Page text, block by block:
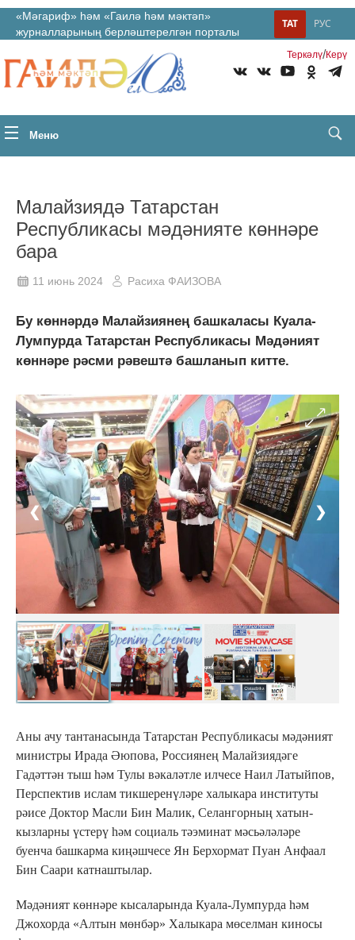
«Мәгариф» һәм «Гаилә һәм мәктәп»
журналларының берләштерелгән порталы
РУС
ТАТ
Теркəлү/Керү
Меню
Малайзиядә Татарстан
Республикасы мәдәнияте көннәре
бара
11 июнь 2024 Расиха ФАИЗОВА
Бу көннәрдә Малайзиянең башкаласы Куала-
Лумпурда Татарстан Республикасы Мәдәният
көннәре рәсми рәвештә башланып китте.
❮ ❯
Аны ачу тантанасында Татарстан Республикасы мәдәният
министры Ирада Әюпова, Россиянең Малайзиядәге
Гадәттән тыш һәм Тулы вәкаләтле илчесе Наил Латыйпов,
Перспектив ислам тикшеренүләре халыкара институты
рәисе Доктор Масли Бин Малик, Селангорның хатын-
кызларны үстерү һәм социаль тәэминат мәсьәләләре
буенча башкарма киңәшчесе Ян Берхормат Пуан Анфаал
Бин Саари катнаштылар.
Мәдәният көннәре кысаларында Куала-Лумпурда һәм
Джохорда «Алтын мөнбәр» Халыкара мөселман киносы